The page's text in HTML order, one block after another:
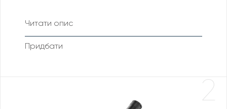
Читати опис
Придбати
2